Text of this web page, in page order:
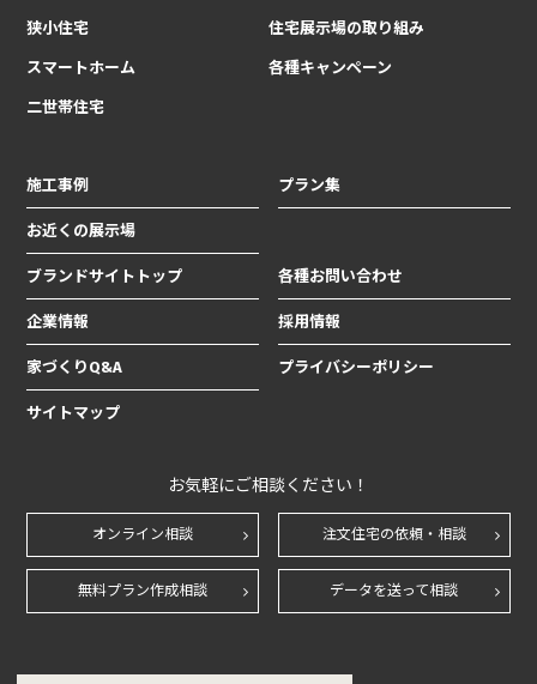
狭小住宅
スマートホーム
二世帯住宅
住宅展示場の取り組み
各種キャンペーン
施工事例 プラン集
お近くの展示場
ブランドサイトトップ 各種お問い合わせ
企業情報 採用情報
家づくりQ&A プライバシーポリシー
サイトマップ
お気軽にご相談ください！
オンライン相談 注文住宅の依頼・相談
無料プラン作成相談 データを送って相談